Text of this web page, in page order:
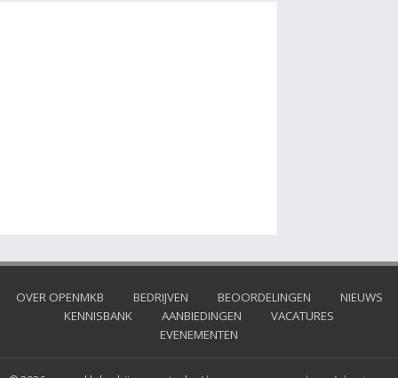
OVER OPENMKB BEDRIJVEN BEOORDELINGEN
NIEUWS
KENNISBANK
AANBIEDINGEN
VACATURES
EVENEMENTEN